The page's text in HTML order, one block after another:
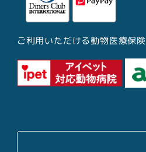
ご利用いただける動物医療保険